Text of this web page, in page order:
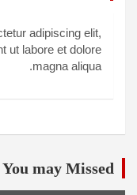
adipiscing elit,
ut labore et dolore
magna aliqua.
You may Missed